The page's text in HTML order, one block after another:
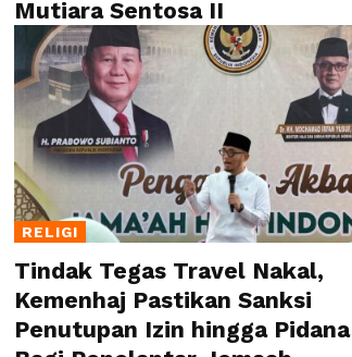
Mutiara Sentosa II
RELIGI
Tindak Tegas Travel Nakal,
Kemenhaj Pastikan Sanksi
Penutupan Izin hingga Pidana